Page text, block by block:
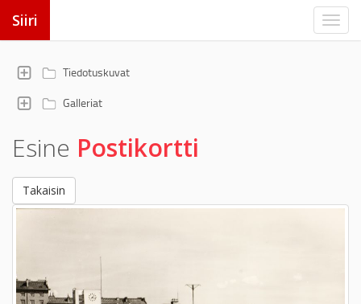
Siiri
Tiedotuskuvat
Galleriat
Esine Postikortti
Takaisin